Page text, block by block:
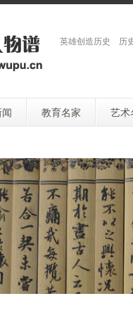
英雄创造历史 历
教育名家 艺术